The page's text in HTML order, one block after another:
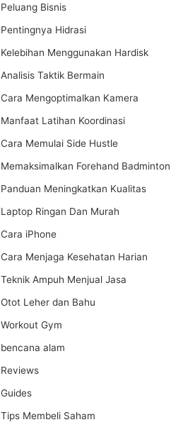
Peluang Bisnis
Pentingnya Hidrasi
Kelebihan Menggunakan Hardisk
Analisis Taktik Bermain
Cara Mengoptimalkan Kamera
Manfaat Latihan Koordinasi
Cara Memulai Side Hustle
Memaksimalkan Forehand Badminton
Panduan Meningkatkan Kualitas
Laptop Ringan Dan Murah
Cara iPhone
Cara Menjaga Kesehatan Harian
Teknik Ampuh Menjual Jasa
Otot Leher dan Bahu
Workout Gym
bencana alam
Reviews
Guides
Tips Membeli Saham